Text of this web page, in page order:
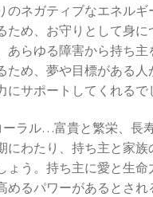
のネガティブなエネルギ
ため、お守りとして身に
あらゆる障害から持ち主
ため、夢や目標がある
にサポートしてくれるで
ーラル…富貴と繁栄、長
にわたり、持ち主と家
ょう。持ち主に愛と生
めるパワーがあるとさ